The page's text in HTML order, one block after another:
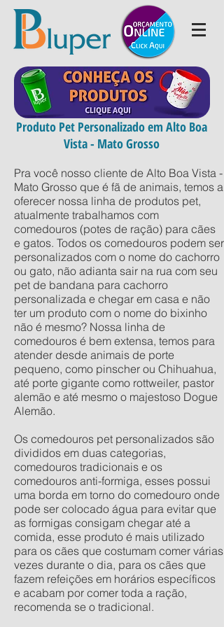
Produto Pet Personalizado em Alto Boa
Vista - Mato Grosso
Pra você nosso cliente de Alto Boa Vista -
Mato Grosso que é fã de animais, temos a
oferecer nossa linha de produtos pet,
atualmente trabalhamos com
comedouros (potes de ração) para cães
e gatos. Todos os comedouros podem ser
personalizados com o nome do cachorro
ou gato, não adianta sair na rua com seu
pet de bandana para cachorro
personalizada e chegar em casa e não
ter um produto com o nome do bixinho
não é mesmo? Nossa linha de
comedouros é bem extensa, temos para
atender desde animais de porte
pequeno, como pinscher ou Chihuahua,
até porte gigante como rottweiler, pastor
alemão e até mesmo o majestoso Dogue
Alemão.
Os comedouros pet personalizados são
divididos em duas categorias,
comedouros tradicionais e os
comedouros anti-formiga, esses possui
uma borda em torno do comedouro onde
pode ser colocado água para evitar que
as formigas consigam chegar até a
comida, esse produto é mais utilizado
para os cães que costumam comer várias
vezes durante o dia, para os cães que
fazem refeições em horários específicos
e acabam por comer toda a ração,
recomenda se o tradicional.